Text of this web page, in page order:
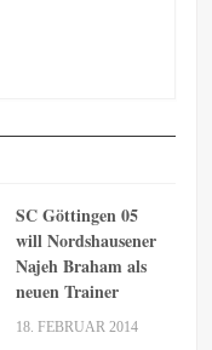
SC Göttingen 05
will Nordshausener
Najeh Braham als
neuen Trainer
18. FEBRUAR 2014